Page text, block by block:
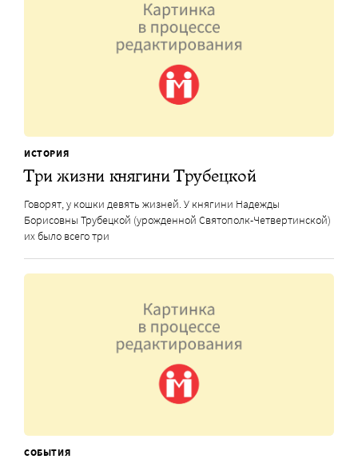
ИСТОРИЯ
Три жизни княгини Трубецкой
Говорят, у кошки девять жизней. У княгини Надежды
Борисовны Трубецкой (урожденной Святополк-Четвертинской)
их было всего три
СОБЫТИЯ